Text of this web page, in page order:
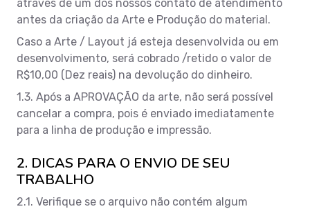
através de um dos nossos contato de atendimento
antes da criação da Arte e Produção do material.
Caso a Arte / Layout já esteja desenvolvida ou em
desenvolvimento, será cobrado /retido o valor de
R$10,00 (Dez reais) na devolução do dinheiro.
1.3. Após a APROVAÇÃO da arte, não será possível
cancelar a compra, pois é enviado imediatamente
para a linha de produção e impressão.
2. DICAS PARA O ENVIO DE SEU
TRABALHO
2.1. Verifique se o arquivo não contém algum